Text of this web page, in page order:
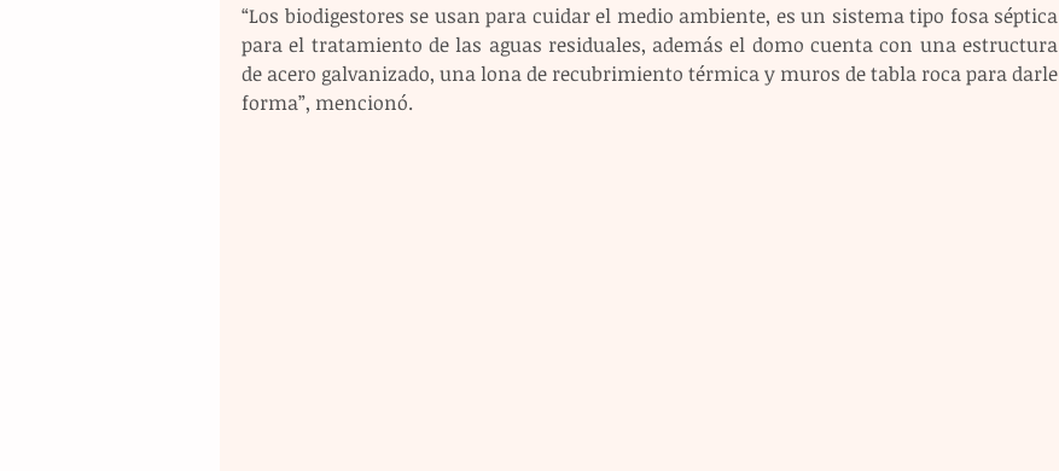
“Los biodigestores se usan para cuidar el medio ambiente, es un sistema tipo fosa séptica
para el tratamiento de las aguas residuales, además el domo cuenta con una estructura
de acero galvanizado, una lona de recubrimiento térmica y muros de tabla roca para darle
forma”, mencionó.